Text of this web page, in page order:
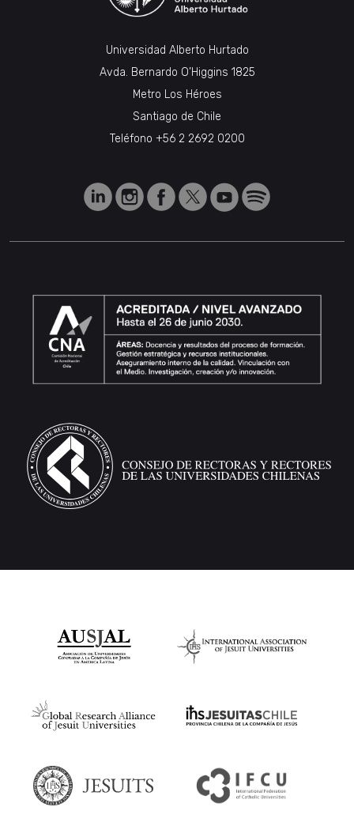
Universidad Alberto Hurtado
Avda. Bernardo O’Higgins 1825
Metro Los Héroes
Santiago de Chile
Teléfono +56 2 2692 0200